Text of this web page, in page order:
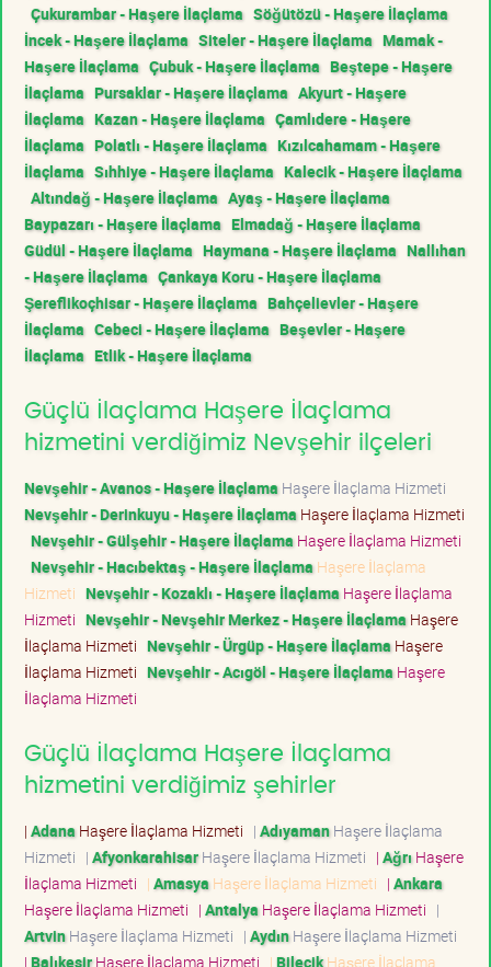
Çukurambar - Haşere İlaçlama Söğütözü - Haşere İlaçlama
İncek - Haşere İlaçlama Siteler - Haşere İlaçlama Mamak -
Haşere İlaçlama Çubuk - Haşere İlaçlama Beştepe - Haşere
İlaçlama Pursaklar - Haşere İlaçlama Akyurt - Haşere
İlaçlama Kazan - Haşere İlaçlama Çamlıdere - Haşere
İlaçlama Polatlı - Haşere İlaçlama Kızılcahamam - Haşere
İlaçlama Sıhhiye - Haşere İlaçlama Kalecik - Haşere İlaçlama
Altındağ - Haşere İlaçlama Ayaş - Haşere İlaçlama
Baypazarı - Haşere İlaçlama Elmadağ - Haşere İlaçlama
Güdül - Haşere İlaçlama Haymana - Haşere İlaçlama Nallıhan
- Haşere İlaçlama Çankaya Koru - Haşere İlaçlama
Şereflikoçhisar - Haşere İlaçlama Bahçelievler - Haşere
İlaçlama Cebeci - Haşere İlaçlama Beşevler - Haşere
İlaçlama Etlik - Haşere İlaçlama
Güçlü İlaçlama Haşere İlaçlama
hizmetini verdiğimiz Nevşehir ilçeleri
Nevşehir - Avanos - Haşere İlaçlama Haşere İlaçlama Hizmeti
Nevşehir - Derinkuyu - Haşere İlaçlama Haşere İlaçlama Hizmeti
Nevşehir - Gülşehir - Haşere İlaçlama Haşere İlaçlama Hizmeti
Nevşehir - Hacıbektaş - Haşere İlaçlama Haşere İlaçlama
Hizmeti Nevşehir - Kozaklı - Haşere İlaçlama Haşere İlaçlama
Hizmeti Nevşehir - Nevşehir Merkez - Haşere İlaçlama Haşere
İlaçlama Hizmeti Nevşehir - Ürgüp - Haşere İlaçlama Haşere
İlaçlama Hizmeti Nevşehir - Acıgöl - Haşere İlaçlama Haşere
İlaçlama Hizmeti
Güçlü İlaçlama Haşere İlaçlama
hizmetini verdiğimiz şehirler
| Adana Haşere İlaçlama Hizmeti | AdıyamanHaşere İlaçlama
Hizmeti | AfyonkarahisarHaşere İlaçlama Hizmeti | Ağrı Haşere
İlaçlama Hizmeti | Amasya Haşere İlaçlama Hizmeti | Ankara
Haşere İlaçlama Hizmeti | Antalya Haşere İlaçlama Hizmeti |
ArtvinHaşere İlaçlama Hizmeti | AydınHaşere İlaçlama Hizmeti
| BalıkesirHaşere İlaçlama Hizmeti | BilecikHaşere İlaçlama